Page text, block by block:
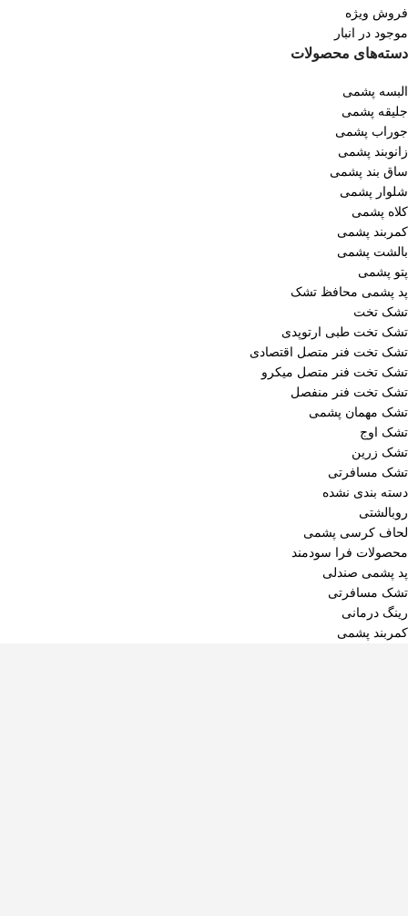
فروش ویژه
موجود در انبار
دسته‌های محصولات
البسه پشمی
جلیقه پشمی
جوراب پشمی
زانوبند پشمی
ساق بند پشمی
شلوار پشمی
کلاه پشمی
کمربند پشمی
بالشت پشمی
پتو پشمی
پد پشمی محافظ تشک
تشک تخت
تشک تخت طبی ارتوپدی
تشک تخت فنر متصل اقتصادی
تشک تخت فنر متصل میکرو
تشک تخت فنر منفصل
تشک مهمان پشمی
تشک اوج
تشک زرین
تشک مسافرتی
دسته بندی نشده
روبالشتی
لحاف کرسی پشمی
محصولات فرا سودمند
پد پشمی صندلی
تشک مسافرتی
رینگ درمانی
کمربند پشمی